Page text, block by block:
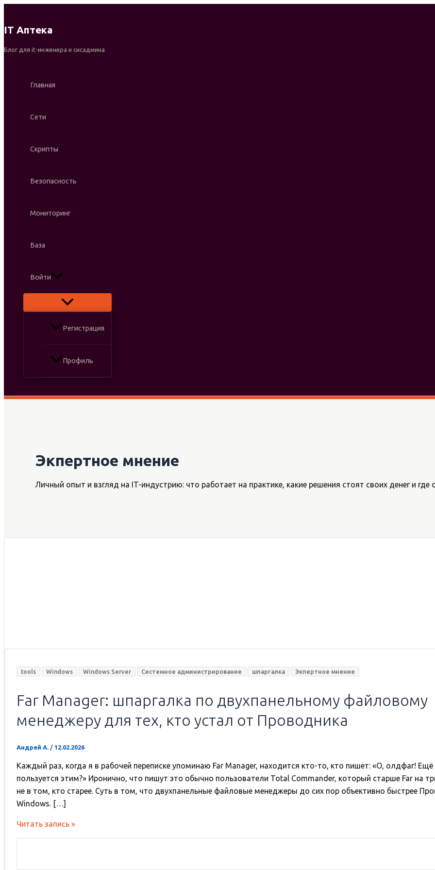
содержимому
IT Аптека
Блог для it-инженера и сисадмина
Главная
Сети
Скрипты
Безопасность
Мониторинг
База
Войти
Регистрация
Профиль
Экпертное мнение
Личный опыт и взгляд на IT-индустрию: что работает на практике, какие решения стоят своих денег и где
tools Windows Windows Server Системное администрирование шпаргалка Экпертное мнение
Far Manager: шпаргалка по двухпанельному файловому
менеджеру для тех, кто устал от Проводника
Андрей А. / 12.02.2026
Каждый раз, когда я в рабочей переписке упоминаю Far Manager, находится кто-то, кто пишет: «О, олдфаг!
пользуется этим?» Иронично, что пишут это обычно пользователи Total Commander, который старше Far на
не в том, кто старее. Суть в том, что двухпанельные файловые менеджеры до сих пор объективно быстрее
Windows. […]
Far
Manager:
Читать запись »